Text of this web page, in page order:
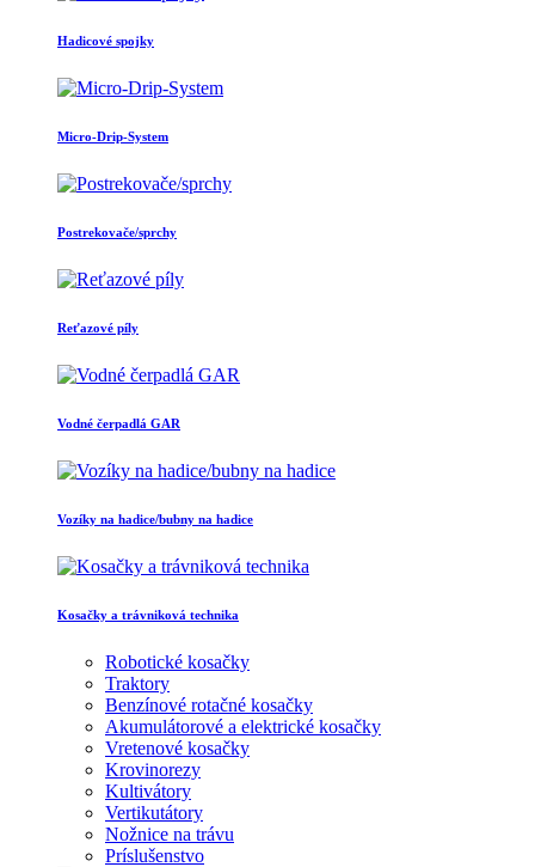
Hadicové spojky
Micro-Drip-System
Postrekovače/sprchy
Reťazové píly
Vodné čerpadlá GAR
Vozíky na hadice/bubny na hadice
Kosačky a trávniková technika
Robotické kosačky
Traktory
Benzínové rotačné kosačky
Akumulátorové a elektrické kosačky
Vretenové kosačky
Krovinorezy
Kultivátory
Vertikutátory
Nožnice na trávu
Príslušenstvo